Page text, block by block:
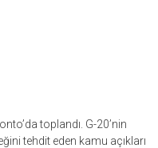
toplandı. G-20’nin
tehdit eden kamu açıkları